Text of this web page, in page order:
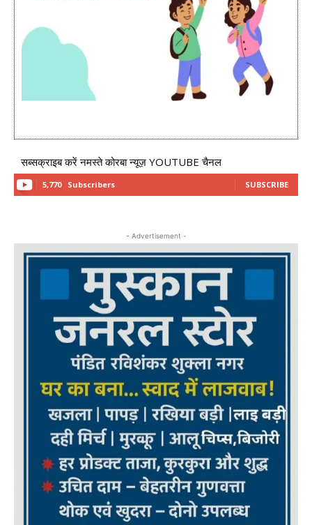
सब्सक्राइब करें नमस्ते कोरबा न्यूज़ YOUTUBE चैनल
5,770 Subscribers SUBSCRIBE
- Advertisement -